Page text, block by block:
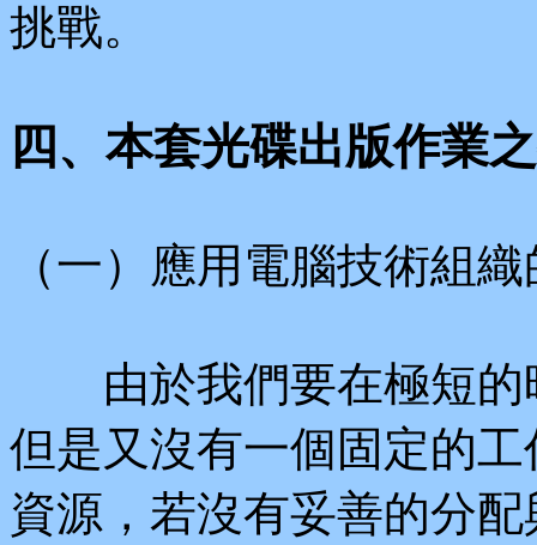
挑戰。
四、本套光碟出版作業
（一）應用電腦技術組
由於我們要在極短的
但是又沒有一個固定的
資源，若沒有妥善的分